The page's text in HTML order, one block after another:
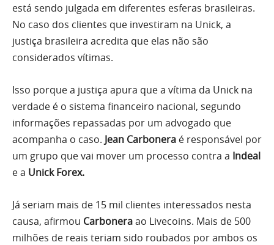
está sendo julgada em diferentes esferas brasileiras.
No caso dos clientes que investiram na Unick, a
justiça brasileira acredita que elas não são
considerados vítimas.
Isso porque a justiça apura que a vítima da Unick na
verdade é o sistema financeiro nacional, segundo
informações repassadas por um advogado que
acompanha o caso. Jean Carbonera é responsável por
um grupo que vai mover um processo contra a Indeal
e a Unick Forex.
Já seriam mais de 15 mil clientes interessados nesta
causa, afirmou Carboneraao Livecoins. Mais de 500
milhões de reais teriam sido roubados por ambos os